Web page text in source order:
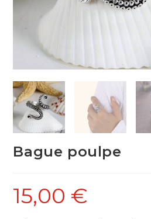
Bague poulpe
15,00 €